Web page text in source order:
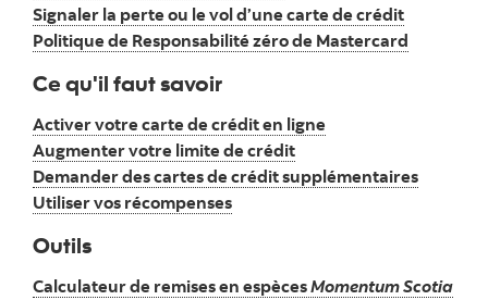
Signaler la perte ou le vol d’une carte de crédit
Politique de Responsabilité zéro de Mastercard
Ce qu'il faut savoir
Activer votre carte de crédit en ligne
Augmenter votre limite de crédit
Demander des cartes de crédit supplémentaires
Utiliser vos récompenses
Outils
Calculateur de remises en espècesMomentum Scotia